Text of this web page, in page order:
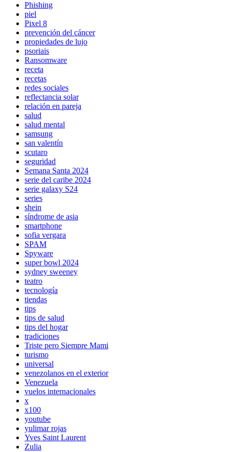
Phishing
piel
Pixel 8
prevención del cáncer
propiedades de lujo
psoriais
Ransomware
receta
recetas
redes sociales
reflectancia solar
relación en pareja
salud
salud mental
samsung
san valentín
scutaro
seguridad
Semana Santa 2024
serie del caribe 2024
serie galaxy S24
series
shein
síndrome de asia
smartphone
sofia vergara
SPAM
Spyware
super bowl 2024
sydney sweeney
teatro
tecnología
tiendas
tips
tips de salud
tips del hogar
tradiciones
Triste pero Siempre Mami
turismo
universal
venezolanos en el exterior
Venezuela
vuelos internacionales
x
x100
youtube
yulimar rojas
Yves Saint Laurent
Zulia